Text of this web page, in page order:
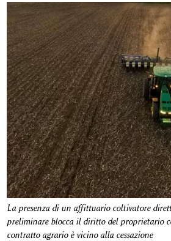
La presenza di un affittuario coltivatore
preliminare blocca il diritto del proprietario
contratto agrario è vicino alla cessazione